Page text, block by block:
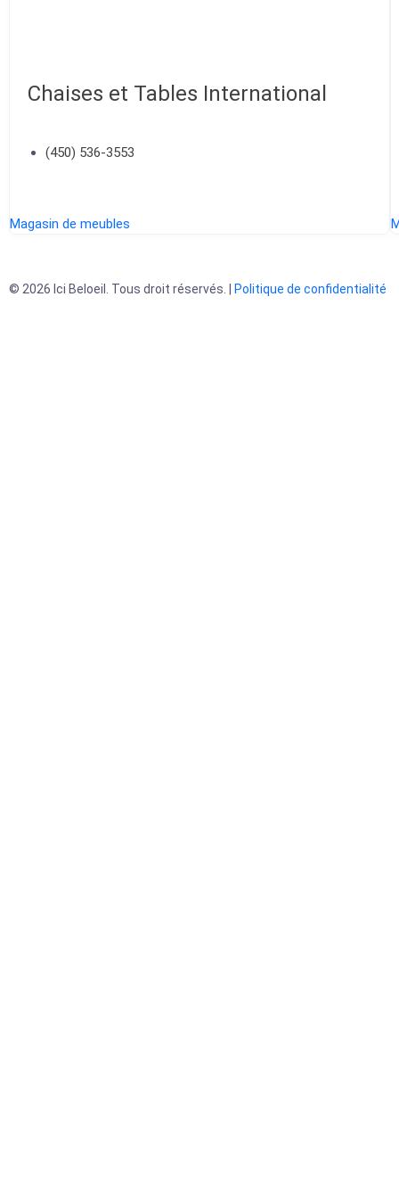
Chaises et Tables International
(450) 536-3553
Magasin de meubles
© 2026 Ici Beloeil. Tous droit réservés. | Politique de confidentialité